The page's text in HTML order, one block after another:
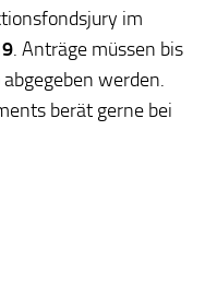
im
. Anträge müssen bis
werden.
berät gerne bei